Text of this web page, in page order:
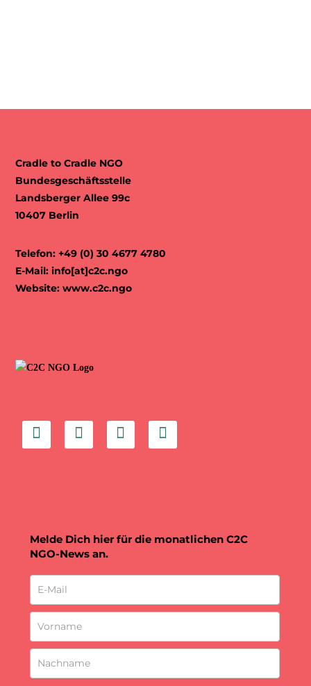
Cradle to Cradle NGO
Bundesgeschäftsstelle
Landsberger Allee 99c
10407 Berlin
Telefon: +49 (0) 30 4677 4780
E-Mail:info[at]c2c.ngo
Website:www.c2c.ngo
Melde Dich hier für die monatlichen C2C
NGO-News an.